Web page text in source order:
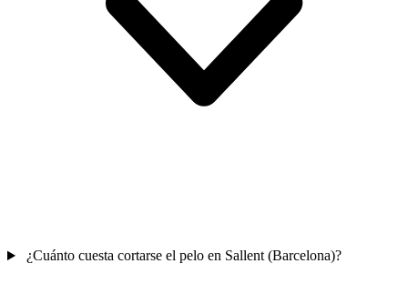
¿Cuánto cuesta cortarse el pelo en Sallent (Barcelona)?